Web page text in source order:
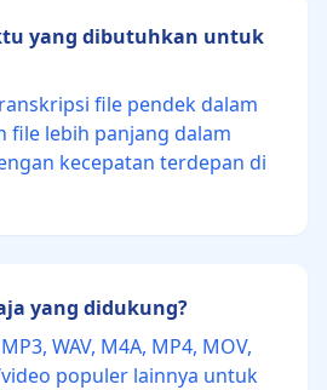
yang dibutuhkan untuk
file pendek dalam
file lebih panjang dalam
kecepatan terdepan di
yang didukung?
WAV, M4A, MP4, MOV,
populer lainnya untuk